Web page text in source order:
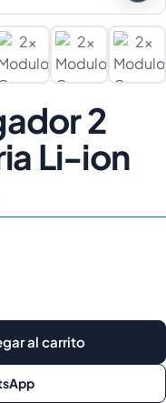
2
Li-ion
al carrito